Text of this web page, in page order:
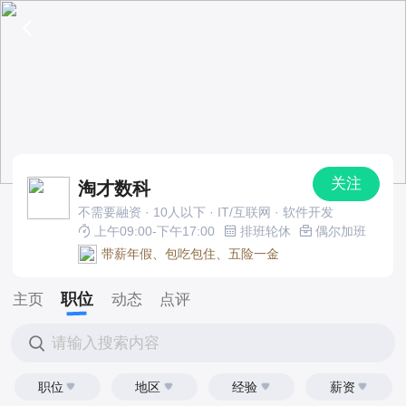
淘才数科 关注
不需要融资 · 10人以下 · IT/互联网 · 软件开发
上午09:00-下午17:00
排班轮休
偶尔加班
带薪年假、包吃包住、五险一金
主页 职位 动态 点评
请输入搜索内容
职位 地区 经验 薪资